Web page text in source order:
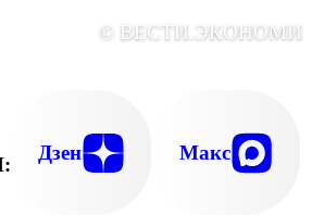
©
Дзен Макс